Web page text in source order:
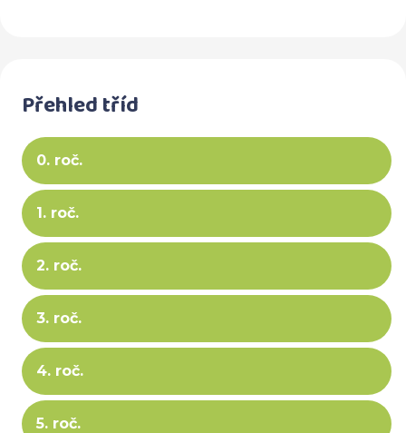
Přehled tříd
0. roč.
1. roč.
2. roč.
3. roč.
4. roč.
5. roč.